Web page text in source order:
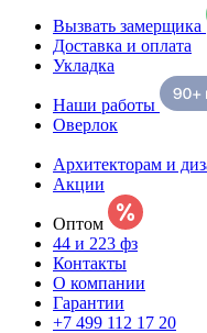
Вызвать замерщика
Доставка и оплата
Укладка
Наши работы
Оверлок
Архитекторам и
Акции
Оптом
44 и 223 фз
Контакты
О компании
Гарантии
+7 499 112 17 20